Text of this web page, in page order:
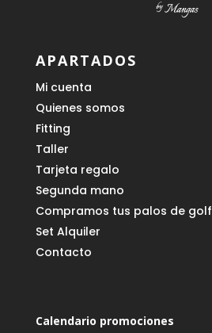
APARTADOS
Mi cuenta
Quienes somos
Fitting
Taller
Tarjeta regalo
Segunda mano
Compramos tus palos de golf
Set Alquiler
Contacto
Calendario promociones